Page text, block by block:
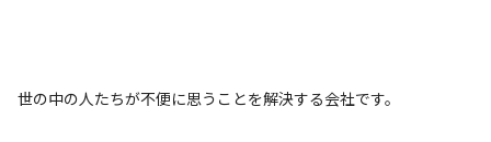
世の中の人たちが不便に思うことを解決する会社です。